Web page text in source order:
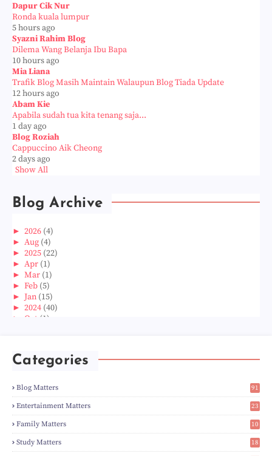
Dapur Cik Nur
Ronda kuala lumpur
5 hours ago
Syazni Rahim Blog
Dilema Wang Belanja Ibu Bapa
10 hours ago
Mia Liana
Trafik Blog Masih Maintain Walaupun Blog Tiada Update
12 hours ago
Abam Kie
Apabila sudah tua kita tenang saja...
1 day ago
Blog Roziah
Cappuccino Aik Cheong
2 days ago
Show All
Blog Archive
► 2026 (4)
► Aug (4)
► 2025 (22)
► Apr (1)
► Mar (1)
► Feb (5)
► Jan (15)
► 2024 (40)
► Oct (1)
►
►Apr(3)
►Feb(6)
►Jan(8)
►2023(224)
►Dec(5)
►Nov (28)
►Oct(50)
►Sept(12)
Categories
Blog Matters
91
1
Entertainment Matters
23
2
Family Matters
10
14
Study Matters
18
9